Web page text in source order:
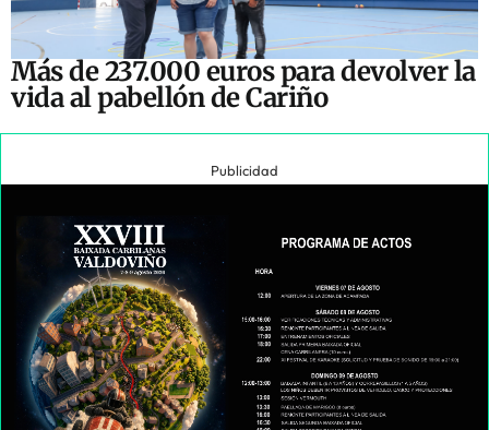
Más de 237.000 euros para devolver la
vida al pabellón de Cariño
Publicidad